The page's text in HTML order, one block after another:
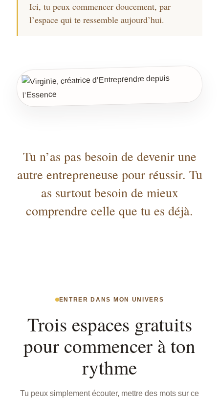
Ici, tu peux commencer doucement, par
l’espace qui te ressemble aujourd’hui.
Tu n’as pas besoin de devenir une
autre entrepreneuse pour réussir. Tu
as surtout besoin de mieux
comprendre celle que tu es déjà.
ENTRER DANS MON UNIVERS
Trois espaces gratuits
pour commencer à ton
rythme
Tu peux simplement écouter, mettre des mots sur ce